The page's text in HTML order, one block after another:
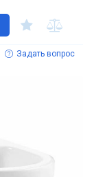
Задать вопрос